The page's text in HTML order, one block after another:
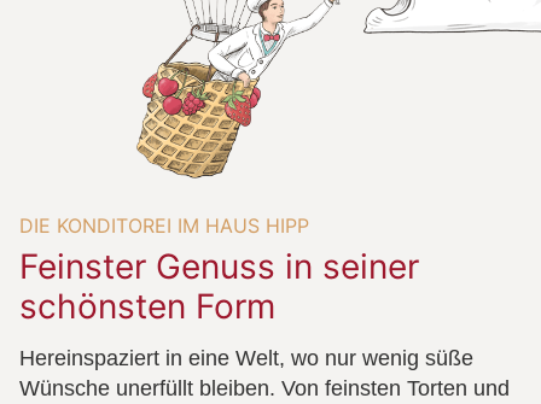
DIE KONDITOREI IM HAUS HIPP
Feinster Genuss in seiner
schönsten Form
Hereinspaziert in eine Welt, wo nur wenig süße
Wünsche unerfüllt bleiben. Von feinsten Torten und